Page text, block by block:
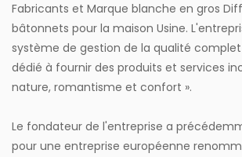
Fabricants et Marque blanche en gros
bâtonnets pour la maison Usine.
système de gestion de la qualité
dédié à fournir des produits et services
nature, romantisme et confort ».
Le fondateur de l'entreprise a
pour une entreprise européenne